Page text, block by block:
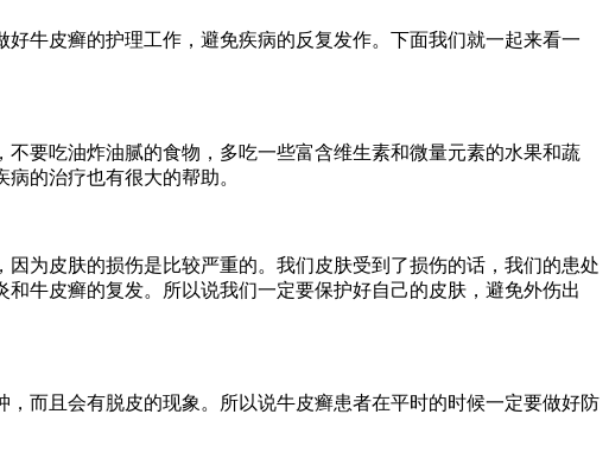
牛皮癣的护理工作，避免疾病的反复发作。下面我们就一起来看一
要吃油炸油腻的食物，多吃一些富含维生素和微量元素的水果和蔬
的治疗也有很大的帮助。
为皮肤的损伤是比较严重的。我们皮肤受到了损伤的话，我们的患处
牛皮癣的复发。所以说我们一定要保护好自己的皮肤，避免外伤出
而且会有脱皮的现象。所以说牛皮癣患者在平时的时候一定要做好防